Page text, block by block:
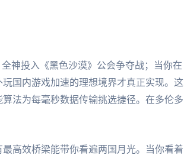
神投入《黑色沙漠》公会争夺战；当你在
国内游戏加速的理想境界才真正实现。这
法为每毫秒数据传输挑选捷径。在多伦多
高效桥梁能带你看遍两国月光。当你看着